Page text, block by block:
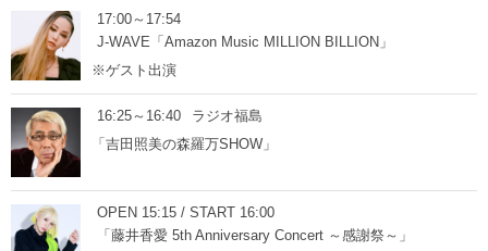
17:00～17:54
J-WAVE「Amazon Music MILLION BILLION」
※ゲスト出演
16:25～16:40
ラジオ福島
「吉田照美の森羅万SHOW」
OPEN 15:15 / START 16:00
「藤井香愛 5th Anniversary Concert ～感謝祭～」